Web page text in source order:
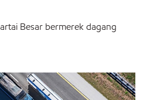
Besar bermerek dagang